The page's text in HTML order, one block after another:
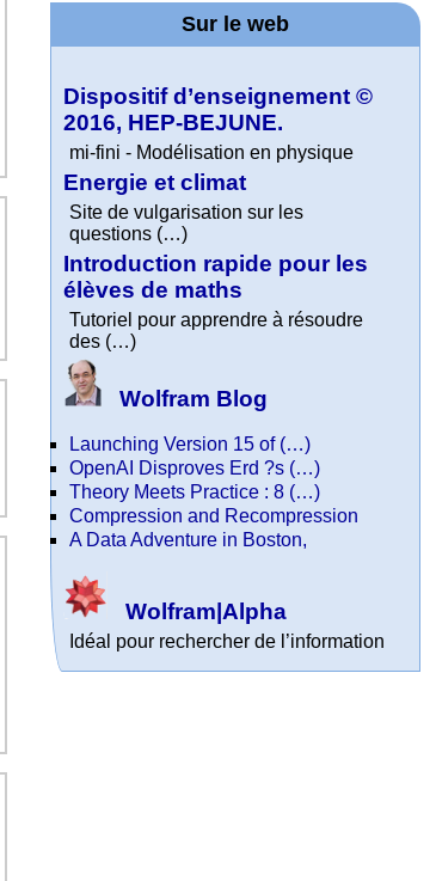
Sur le web
Dispositif d’enseignement ©
2016, HEP-BEJUNE.
mi-fini - Modélisation en physique
Energie et climat
Site de vulgarisation sur les
questions (…)
Introduction rapide pour les
élèves de maths
Tutoriel pour apprendre à résoudre
des (…)
Wolfram Blog
Launching Version 15 of (…)
OpenAI Disproves Erd ?s (…)
Theory Meets Practice : 8 (…)
Compression and Recompression
A Data Adventure in Boston,
Wolfram|Alpha
Idéal pour rechercher de l’information